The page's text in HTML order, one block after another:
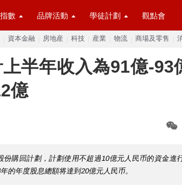
數 品牌活動 學徒計劃 觀點會
資本金融 房地産 科技 産業 物流 商場及零售
半年收入為91億-93
億
份購回計劃，計劃使用不超過10億元人民币的資金進
的年度股息總額将達到20億元人民币。